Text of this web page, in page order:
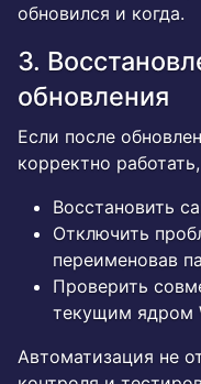
обновился и когда.
3.
обновления
Если после
корректно
Восстановить
Отключить
переименовав
Проверить
текущим ядром
Автоматизация не